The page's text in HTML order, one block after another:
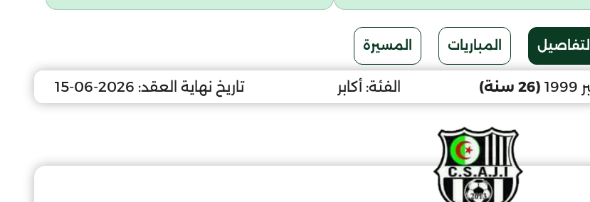
التفاصيل المباريات المسيرة
(26 سنة) الفئة: أكابر تاريخ نهاية العقد: 2026-06-15